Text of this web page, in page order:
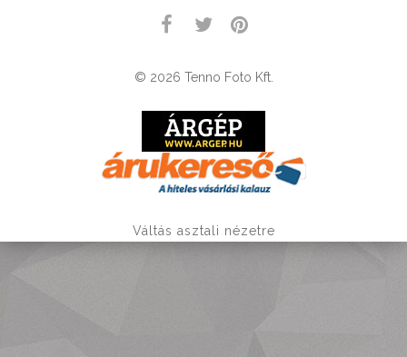
© 2026 Tenno Foto Kft.
Váltás asztali nézetre